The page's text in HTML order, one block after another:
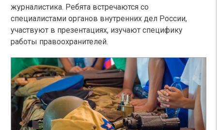
журналистика. Ребята встречаются со
специалистами органов внутренних дел России,
участвуют в презентациях, изучают специфику
работы правоохранителей.